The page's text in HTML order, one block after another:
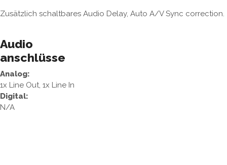
Zusätzlich schaltbares Audio Delay, Auto A/V Sync correction.
Audio
anschlüsse
Analog:
1x Line Out, 1x Line In
Digital:
N/A